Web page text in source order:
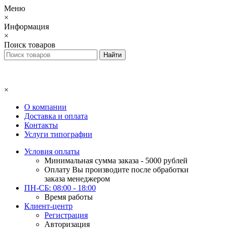
Меню
×
Информация
×
Поиск товаров
×
О компании
Доставка и оплата
Контакты
Услуги типографии
Условия оплаты
Минимальная сумма заказа - 5000 рублей
Оплату Вы производите после обработки
заказа менеджером
ПН-СБ: 08:00 - 18:00
Время работы
Клиент-центр
Регистрация
Авторизация